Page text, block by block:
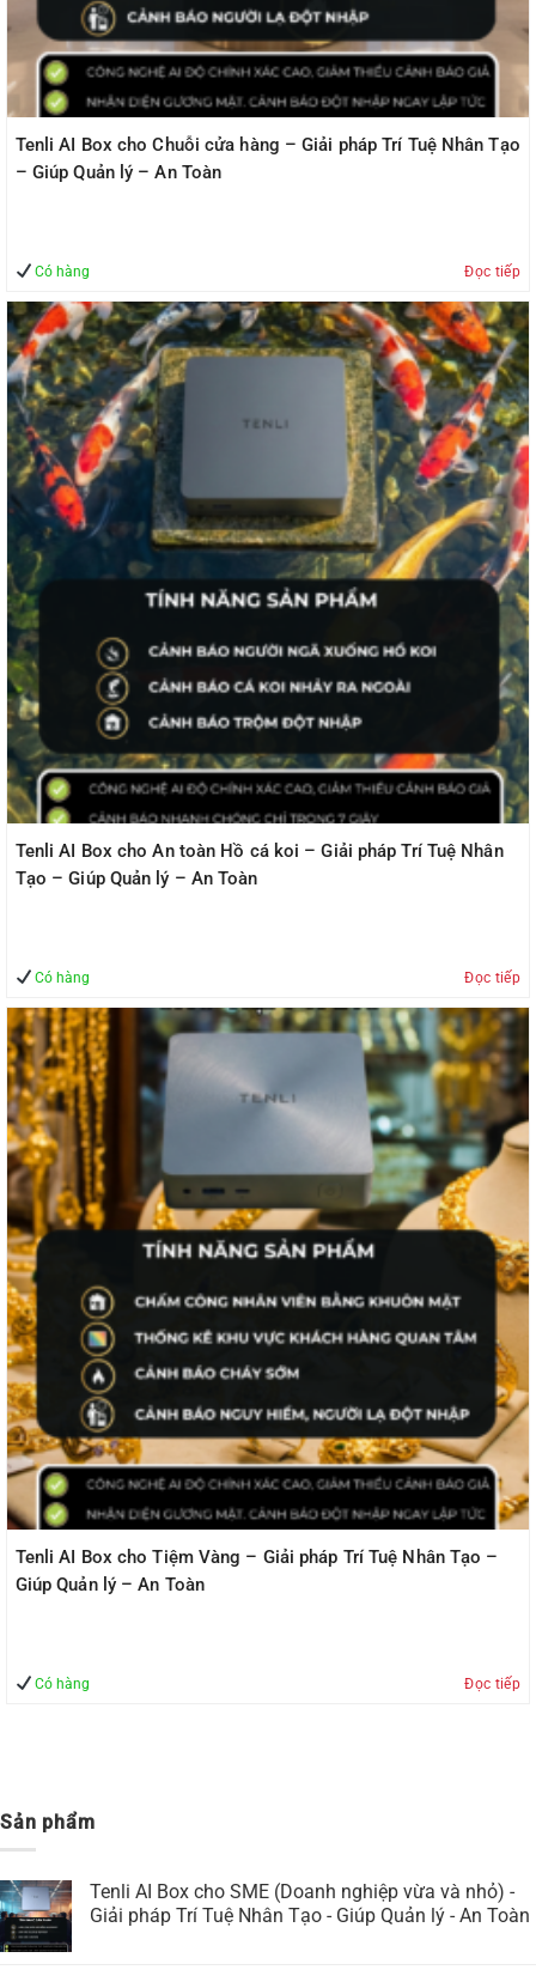
Tenli AI Box cho Chuỗi cửa hàng – Giải pháp Trí Tuệ Nhân Tạo
– Giúp Quản lý – An Toàn
Có hàng Đọc tiếp
Tenli AI Box cho An toàn Hồ cá koi – Giải pháp Trí Tuệ Nhân
Tạo – Giúp Quản lý – An Toàn
Có hàng Đọc tiếp
Tenli AI Box cho Tiệm Vàng – Giải pháp Trí Tuệ Nhân Tạo –
Giúp Quản lý – An Toàn
Có hàng Đọc tiếp
Sản phẩm
Tenli AI Box cho SME (Doanh nghiệp vừa và nhỏ) -
Giải pháp Trí Tuệ Nhân Tạo - Giúp Quản lý - An Toàn